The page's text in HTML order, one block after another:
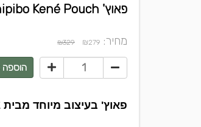
פאוץ' SOL Shipibo Kené Pouch
מחיר: ₪279
₪329
הוספה
פאוץ' בעיצוב מיוחד מבית SOL - SEED OF LIFE